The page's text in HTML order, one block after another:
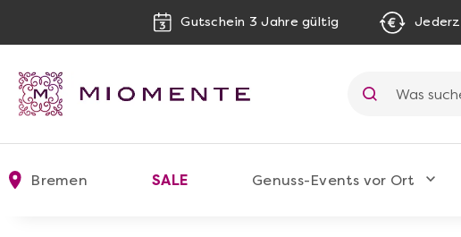
Gutschein 3 Jahre gültig
Bremen SALE Genuss-Events vor Ort